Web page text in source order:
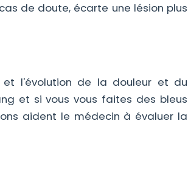
de doute, écarte une lésion plus
et l'évolution de la douleur et du
et si vous vous faites des bleus
aident le médecin à évaluer la